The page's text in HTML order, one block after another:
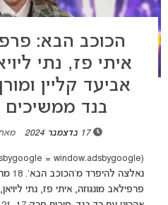
הכוכב הבא:
איתי פז, נתי
אביעד קליין
בנד
17 בדצמבר 2024
פרפילאב מונגוזה, איתי פז, נתי